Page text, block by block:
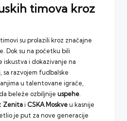
timova kroz
su prolazili kroz značajne
Dok su na početku bili
iskustva i dokazivanje na
sa razvojem fudbalske
u talentovane igrače,
beleže ozbiljnije uspehe
Zenitai CSKA Moskveu kasnije
je put za nove generacije